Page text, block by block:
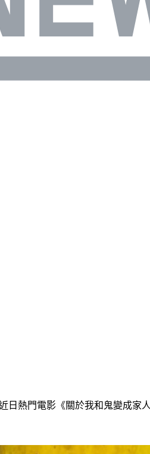
日熱門電影《關於我和鬼變成家